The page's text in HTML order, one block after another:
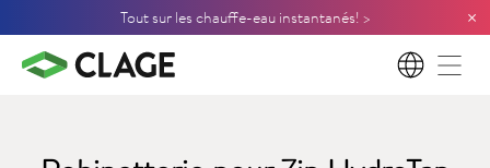
Tout sur les chauffe-eau instantanés! > ×
FR